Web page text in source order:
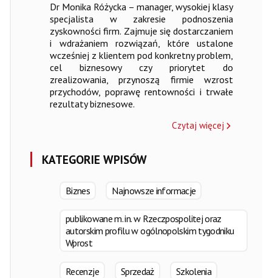
Dr Monika Różycka – manager, wysokiej klasy
specjalista w zakresie podnoszenia
zyskowności firm. Zajmuje się dostarczaniem
i wdrażaniem rozwiązań, które ustalone
wcześniej z klientem pod konkretny problem,
cel biznesowy czy priorytet do
zrealizowania, przynoszą firmie wzrost
przychodów, poprawę rentowności i trwałe
rezultaty biznesowe.
Czytaj więcej
KATEGORIE WPISÓW
Biznes Najnowsze informacje
publikowane m. in. w Rzeczpospolitej oraz
autorskim profilu w ogólnopolskim tygodniku
Wprost
Recenzje Sprzedaż Szkolenia